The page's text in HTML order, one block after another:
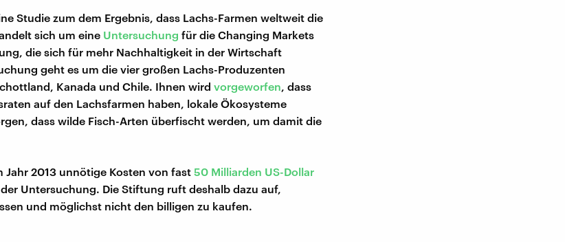
Studie zum dem Ergebnis, dass Lachs-Farmen weltweit die
sich um eine Untersuchung für die Changing Markets
die sich für mehr Nachhaltigkeit in der Wirtschaft
geht es um die vier großen Lachs-Produzenten
Kanada und Chile. Ihnen wird vorgeworfen, dass
auf den Lachsfarmen haben, lokale Ökosysteme
dass wilde Fisch-Arten überfischt werden, um damit die
Jahr 2013 unnötige Kosten von fast 50 Milliarden US-Dollar
Untersuchung. Die Stiftung ruft deshalb dazu auf,
und möglichst nicht den billigen zu kaufen.